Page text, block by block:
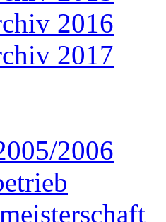
2016
2017
2006